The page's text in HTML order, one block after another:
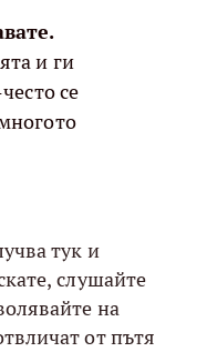
и ги
се
тук и
слушайте
на
от пътя